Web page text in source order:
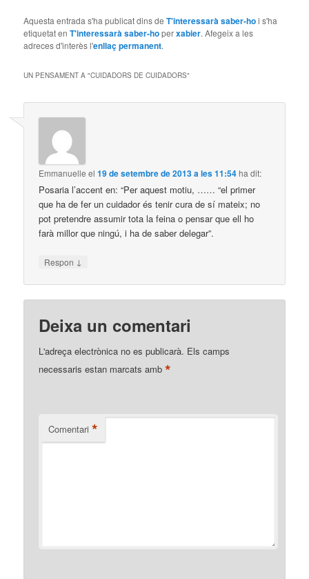
Aquesta entrada s'ha publicat dins deT'interessarà saber-hoi s'ha
etiquetat enT'interessarà saber-hoperxabier. Afegeix a les
adreces d'interès l'enllaç permanent.
UN PENSAMENT A "CUIDADORS DE CUIDADORS"
Emmanuelle el19 de setembre de 2013 a les 11:54ha dit:
Posaria l’accent en: “Per aquest motiu, …… “el primer
que ha de fer un cuidador és tenir cura de sí mateix; no
pot pretendre assumir tota la feina o pensar que ell ho
farà millor que ningú, i ha de saber delegar”.
Respon ↓
Deixa un comentari
L'adreça electrònica no es publicarà. Els camps
necessaris estan marcats amb*
Comentari *